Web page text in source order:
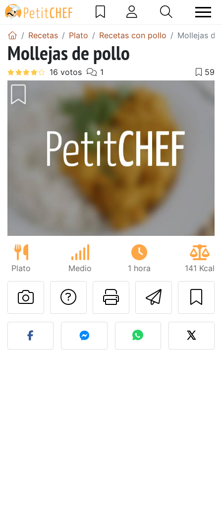
Recetas Plato Recetas con pollo Mollejas
Mollejas de pollo
Plato Medio 1 hora 141 Kcal
Imprimir
Preguntar al autor
Publicar la foto de esta